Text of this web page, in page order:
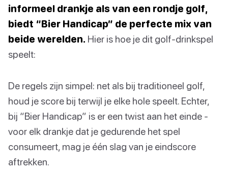
informeel drankje als van een rondje golf,
biedt “Bier Handicap” de perfecte mix van
beide werelden. Hier is hoe je dit golf-drinkspel
speelt:
De regels zijn simpel: net als bij traditioneel golf,
houd je score bij terwijl je elke hole speelt. Echter,
bij “Bier Handicap” is er een twist aan het einde -
voor elk drankje dat je gedurende het spel
consumeert, mag je één slag van je eindscore
aftrekken.